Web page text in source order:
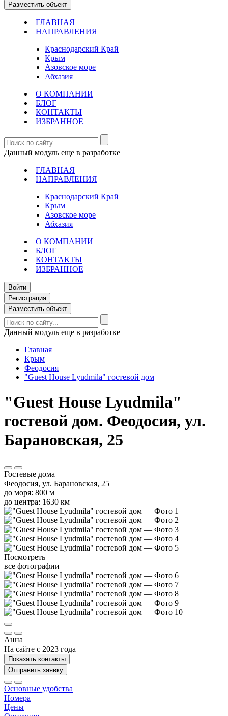
Разместить объект
ГЛАВНАЯ
НАПРАВЛЕНИЯ
Краснодарский Край
Крым
Азовское море
Абхазия
О КОМПАНИИ
БЛОГ
КОНТАКТЫ
ИЗБРАННОЕ
Данный модуль еще в разработке
ГЛАВНАЯ
НАПРАВЛЕНИЯ
Краснодарский Край
Крым
Азовское море
Абхазия
О КОМПАНИИ
БЛОГ
КОНТАКТЫ
ИЗБРАННОЕ
Войти
Регистрация
Разместить объект
Данный модуль еще в разработке
Главная
Крым
Феодосия
"Guest House Lyudmila" гостевой дом
"Guest House Lyudmila"
гостевой дом. Феодосия, ул.
Барановская, 25
Гостевые дома
Феодосия, ул. Барановская, 25
до моря: 800 м
до центра: 1630 км
Посмотреть
все фотографии
Анна
На сайте с 2023 года
Показать контакты
Отправить заявку
Основные удобства
Номера
Цены